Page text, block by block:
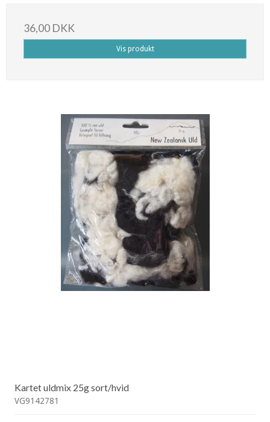
36,00 DKK
Vis produkt
Kartet uldmix 25g sort/hvid
VG9142781